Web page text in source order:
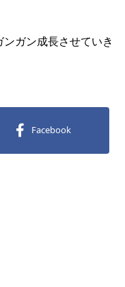
ガン成長させていき
Facebook